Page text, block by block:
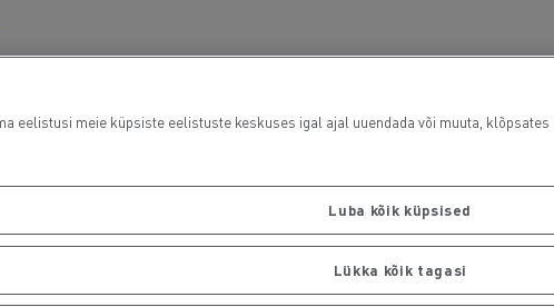
eelistusi meie küpsiste eelistuste keskuses igal ajal uuendada või muuta,
Luba kõik küpsised
Lükka kõik tagasi